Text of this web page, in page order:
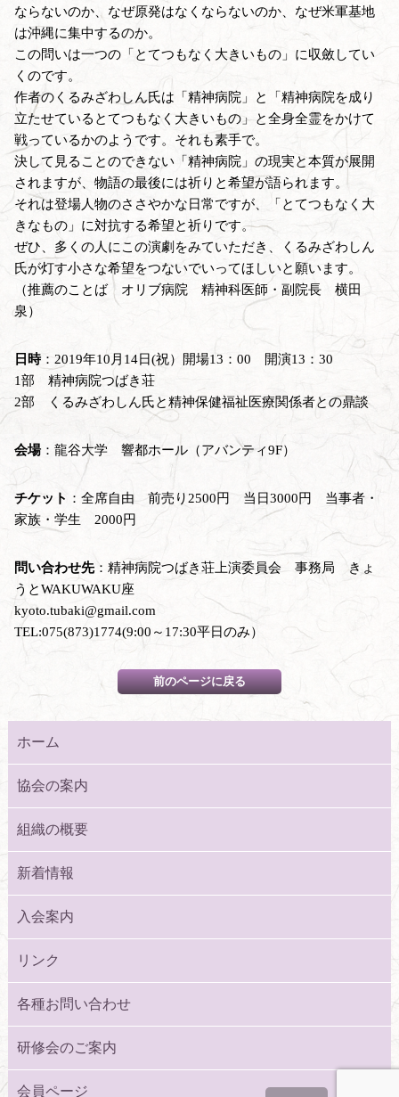
ならないのか、なぜ原発はなくならないのか、なぜ米軍基地
は沖縄に集中するのか。
この問いは一つの「とてつもなく大きいもの」に収斂してい
くのです。
作者のくるみざわしん氏は「精神病院」と「精神病院を成り
立たせているとてつもなく大きいもの」と全身全霊をかけて
戦っているかのようです。それも素手で。
決して見ることのできない「精神病院」の現実と本質が展開
されますが、物語の最後には祈りと希望が語られます。
それは登場人物のささやかな日常ですが、「とてつもなく大
きなもの」に対抗する希望と祈りです。
ぜひ、多くの人にこの演劇をみていただき、くるみざわしん
氏が灯す小さな希望をつないでいってほしいと願います。
（推薦のことば オリブ病院 精神科医師・副院長 横田
泉）
日時：2019年10月14日(祝）開場13：00 開演13：30
1部 精神病院つばき荘
2部 くるみざわしん氏と精神保健福祉医療関係者との鼎談
会場：龍谷大学 響都ホール（アバンティ9F）
チケット ：全席自由 前売り2500円 当日3000円 当事者・
家族・学生 2000円
問い合わせ先：精神病院つばき荘上演委員会 事務局 きょ
うとWAKUWAKU座
kyoto.tubaki@gmail.com
TEL:075(873)1774(9:00～17:30平日のみ）
ホーム
協会の案内
組織の概要
新着情報
入会案内
リンク
各種お問い合わせ
研修会のご案内
会員ページ